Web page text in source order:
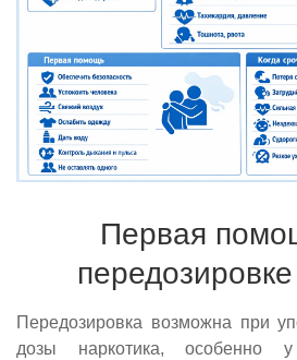
Первая
Передозировка возможна при
дозы наркотика, особенно